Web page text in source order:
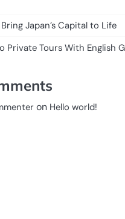
Japan’s Capital to Life
Private Tours With English
on Hello world!